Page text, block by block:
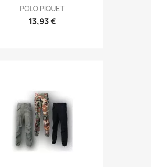
Anteprima
POLO PIQUET
13,93 €